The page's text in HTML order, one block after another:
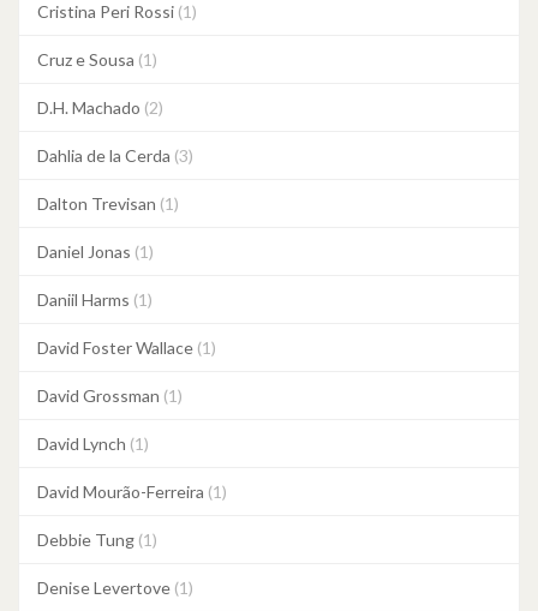
Cristina Peri Rossi (1)
Cruz e Sousa (1)
D.H. Machado (2)
Dahlia de la Cerda (3)
Dalton Trevisan (1)
Daniel Jonas (1)
Daniil Harms (1)
David Foster Wallace (1)
David Grossman (1)
David Lynch (1)
David Mourão-Ferreira (1)
Debbie Tung (1)
Denise Levertove (1)